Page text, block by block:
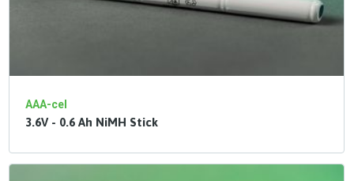
AAA-cel
3.6V - 0.6 Ah NiMH Stick